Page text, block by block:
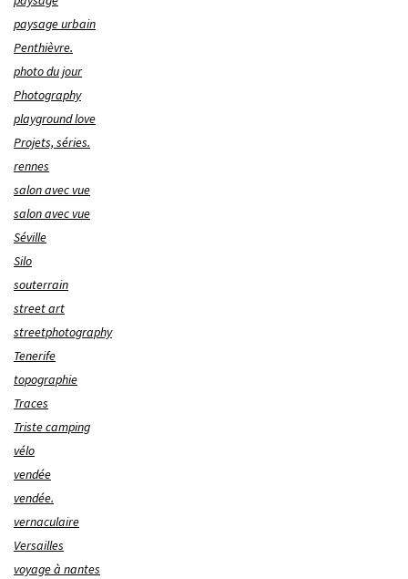
paysage urbain
Penthièvre.
photo du jour
Photography
playground love
Projets, séries.
rennes
salon avec vue
salon avec vue
Séville
Silo
souterrain
street art
streetphotography
Tenerife
topographie
Traces
Triste camping
vélo
vendée
vendée.
vernaculaire
Versailles
voyage à nantes